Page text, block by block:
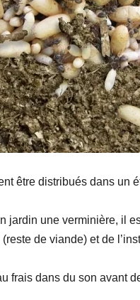
être distribués dans un
jardin une verminière, il
de viande) et de
frais dans du son avant